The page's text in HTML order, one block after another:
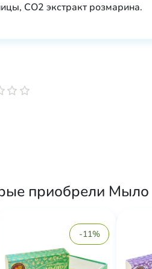
СО2 экстракт розмарина.
приобрели
-11%